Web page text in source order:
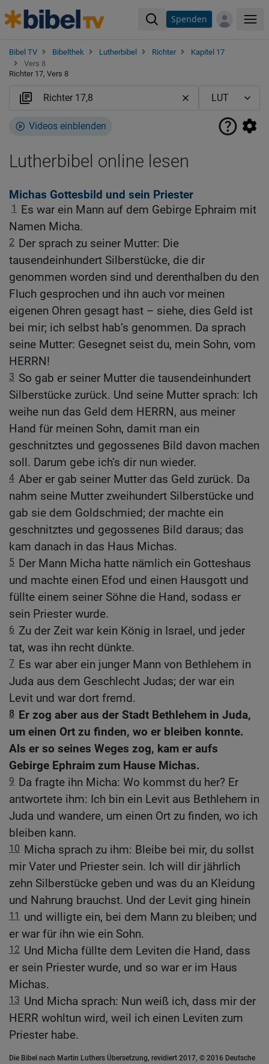
Spenden
Bibel TV Bibelthek Lutherbibel Richter
Kapitel 17
Vers 8
Richter 17, Vers 8
Videos einblenden
Lutherbibel online lesen
Michas Gottesbild und sein Priester
1
Es war ein Mann auf dem Gebirge Ephraim mit
Namen Micha.
2 Der sprach zu seiner Mutter: Die
tausendeinhundert Silberstücke, die dir
genommen worden sind und derenthalben du den
Fluch gesprochen und ihn auch vor meinen
eigenen Ohren gesagt hast – siehe, dies Geld ist
bei mir; ich selbst hab’s genommen. Da sprach
seine Mutter: Gesegnet seist du, mein Sohn, vom
HERRN!
3 So gab er seiner Mutter die tausendeinhundert
Silberstücke zurück. Und seine Mutter sprach: Ich
weihe nun das Geld dem HERRN, aus meiner
Hand für meinen Sohn, damit man ein
geschnitztes und gegossenes Bild davon machen
soll. Darum gebe ich’s dir nun wieder.
4 Aber er gab seiner Mutter das Geld zurück. Da
nahm seine Mutter zweihundert Silberstücke und
gab sie dem Goldschmied; der machte ein
geschnitztes und gegossenes Bild daraus; das
kam danach in das Haus Michas.
5 Der Mann Micha hatte nämlich ein Gotteshaus
und machte einen Efod und einen Hausgott und
füllte einem seiner Söhne die Hand, sodass er
sein Priester wurde.
6 Zu der Zeit war kein König in Israel, und jeder
tat, was ihn recht dünkte.
7 Es war aber ein junger Mann von Bethlehem in
Juda aus dem Geschlecht Judas; der war ein
Levit und war dort fremd.
8 Er zog aber aus der Stadt Bethlehem in Juda,
um einen Ort zu finden, wo er bleiben konnte.
Als er so seines Weges zog, kam er aufs
Gebirge Ephraim zum Hause Michas.
9 Da fragte ihn Micha: Wo kommst du her? Er
antwortete ihm: Ich bin ein Levit aus Bethlehem in
Juda und wandere, um einen Ort zu finden, wo ich
bleiben kann.
10 Micha sprach zu ihm: Bleibe bei mir, du sollst
mir Vater und Priester sein. Ich will dir jährlich
zehn Silberstücke geben und was du an Kleidung
und Nahrung brauchst. Und der Levit ging hinein
11
und willigte ein, bei dem Mann zu bleiben; und
er war für ihn wie ein Sohn.
12 Und Micha füllte dem Leviten die Hand, dass
er sein Priester wurde, und so war er im Haus
Michas.
13 Und Micha sprach: Nun weiß ich, dass mir der
HERR wohltun wird, weil ich einen Leviten zum
Priester habe.
Die Bibel nach Martin Luthers Übersetzung, revidiert 2017, © 2016 Deutsche